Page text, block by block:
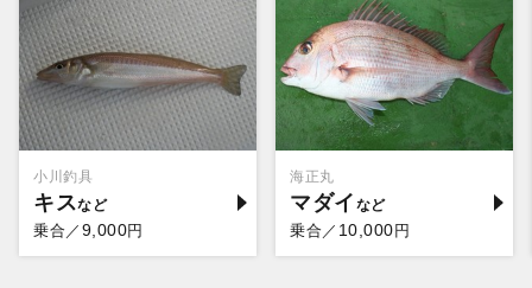
小川釣具
キス
乗合／ 9,000円
海正丸
マダイ
乗合／ 10,000円